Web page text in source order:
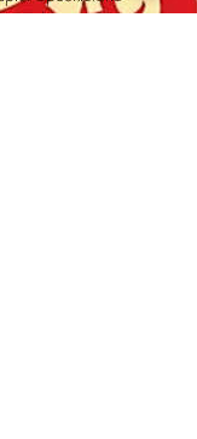
Fairey